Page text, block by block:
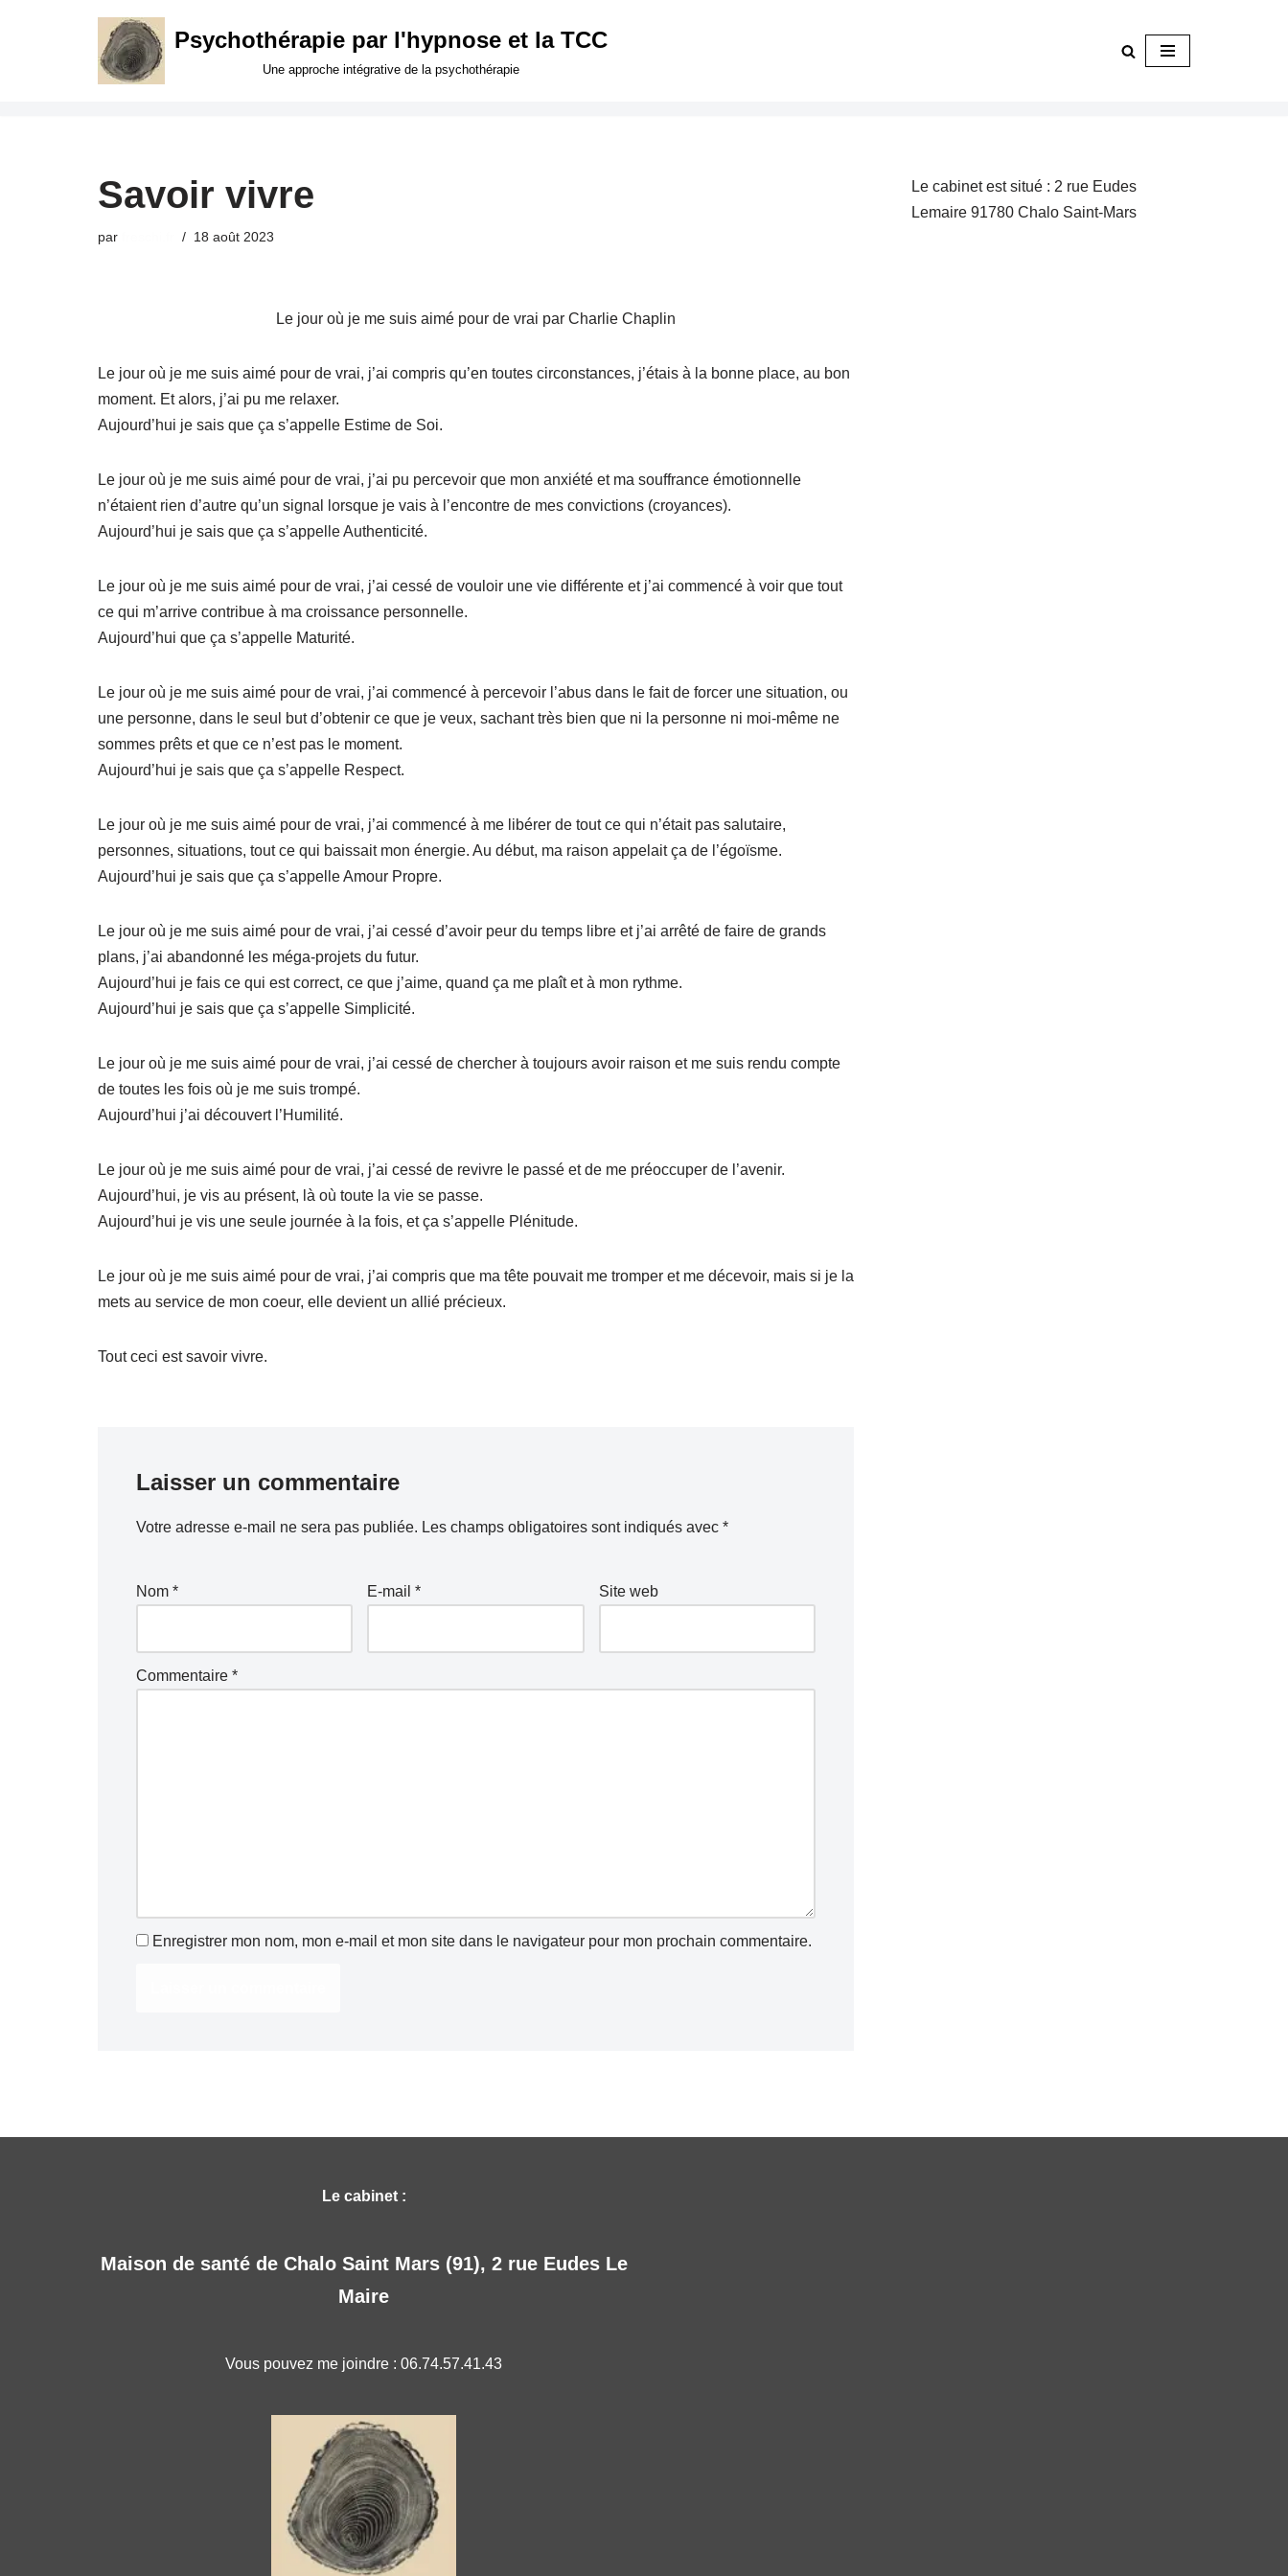
Psychothérapie par l'hypnose et la TCC
Une approche intégrative de la psychothérapie
Savoir vivre
par 18 août 2023
Le jour où je me suis aimé pour de vrai par Charlie Chaplin
Le jour où je me suis aimé pour de vrai, j’ai compris qu’en toutes circonstances, j’étais à la bonne place, au bon
moment. Et alors, j’ai pu me relaxer.
Aujourd’hui je sais que ça s’appelle Estime de Soi.
Le jour où je me suis aimé pour de vrai, j’ai pu percevoir que mon anxiété et ma souffrance émotionnelle
n’étaient rien d’autre qu’un signal lorsque je vais à l’encontre de mes convictions (croyances).
Aujourd’hui je sais que ça s’appelle Authenticité.
Le jour où je me suis aimé pour de vrai, j’ai cessé de vouloir une vie différente et j’ai commencé à voir que tout
ce qui m’arrive contribue à ma croissance personnelle.
Aujourd’hui que ça s’appelle Maturité.
Le jour où je me suis aimé pour de vrai, j’ai commencé à percevoir l’abus dans le fait de forcer une situation, ou
une personne, dans le seul but d’obtenir ce que je veux, sachant très bien que ni la personne ni moi-même ne
sommes prêts et que ce n’est pas le moment.
Aujourd’hui je sais que ça s’appelle Respect.
Le jour où je me suis aimé pour de vrai, j’ai commencé à me libérer de tout ce qui n’était pas salutaire,
personnes, situations, tout ce qui baissait mon énergie. Au début, ma raison appelait ça de l’égoïsme.
Aujourd’hui je sais que ça s’appelle Amour Propre.
Le jour où je me suis aimé pour de vrai, j’ai cessé d’avoir peur du temps libre et j’ai arrêté de faire de grands
plans, j’ai abandonné les méga-projets du futur.
Aujourd’hui je fais ce qui est correct, ce que j’aime, quand ça me plaît et à mon rythme.
Aujourd’hui je sais que ça s’appelle Simplicité.
Le jour où je me suis aimé pour de vrai, j’ai cessé de chercher à toujours avoir raison et me suis rendu compte
de toutes les fois où je me suis trompé.
Aujourd’hui j’ai découvert l’Humilité.
Le jour où je me suis aimé pour de vrai, j’ai cessé de revivre le passé et de me préoccuper de l’avenir.
Aujourd’hui, je vis au présent, là où toute la vie se passe.
Aujourd’hui je vis une seule journée à la fois, et ça s’appelle Plénitude.
Le jour où je me suis aimé pour de vrai, j’ai compris que ma tête pouvait me tromper et me décevoir, mais si je la
mets au service de mon coeur, elle devient un allié précieux.
Tout ceci est savoir vivre.
Laisser un commentaire
Votre adresse e-mail ne sera pas publiée. Les champs obligatoires sont indiqués avec *
Nom * E-mail* Site web
Commentaire *
Enregistrer mon nom, mon e-mail et mon site dans le navigateur pour mon prochain commentaire.
Le cabinet est situé : 2 rue Eudes
Lemaire 91780 Chalo Saint-Mars
Le cabinet :
Maison de santé de Chalo Saint Mars (91), 2 rue Eudes Le
Maire
Vous pouvez me joindre : 06.74.57.41.43